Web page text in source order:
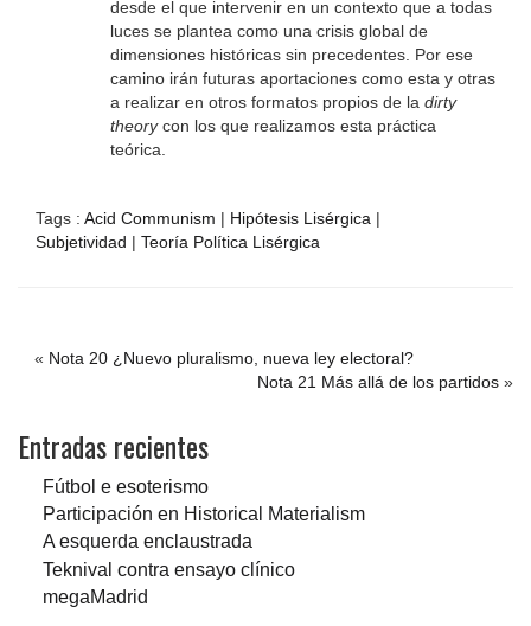
desde el que intervenir en un contexto que a todas
luces se plantea como una crisis global de
dimensiones históricas sin precedentes. Por ese
camino irán futuras aportaciones como esta y otras
a realizar en otros formatos propios de la dirty
theorycon los que realizamos esta práctica
teórica.
Tags : Acid Communism | Hipótesis Lisérgica |
Subjetividad | Teoría Política Lisérgica
« Nota 20 ¿Nuevo pluralismo, nueva ley electoral?
Nota 21 Más allá de los partidos »
Entradas recientes
Fútbol e esoterismo
Participación en Historical Materialism
A esquerda enclaustrada
Teknival contra ensayo clínico
megaMadrid